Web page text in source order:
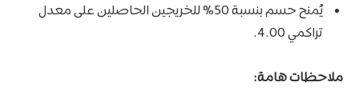
يُمنح حسم بنسبة 50% للخريجين الحاصلين على معدل
تراكمي 4.00.
ملاحظات هامة: